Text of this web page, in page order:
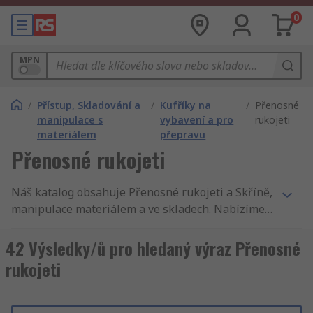
0
MPN
/ Přístup, Skladování a
manipulace s
materiálem
/ Kufříky na
vybavení a pro
přepravu
/ Přenosné
rukojeti
Přenosné rukojeti
Náš katalog obsahuje Přenosné rukojeti a Skříně,
manipulace materiálem a ve skladech. Nabízíme
komponentů s příslušenstvím, vysoko kvalitní
služby, není divu, že zákazníci 160 zemí světa
nakupují u RS. Kromě Přenosné rukojeti máme v
Elektrotechnika, automatizace a kabely. Patří sem
42 Výsledky/ů pro hledaný výraz Přenosné
rukojeti